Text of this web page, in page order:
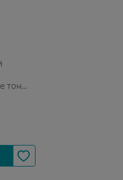
тон